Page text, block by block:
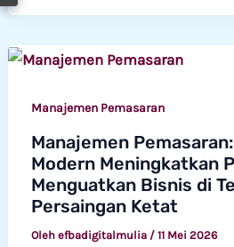
Manajemen Pemasaran
Manajemen
Modern Meningkatkan
Menguatkan Bisnis di
Persaingan Ketat
Oleh efbadigitalmulia / 11 Mei 2026